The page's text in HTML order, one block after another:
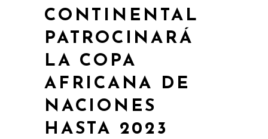
CONTINENTAL
PATROCINARÁ
LA COPA
AFRICANA DE
NACIONES
HASTA 2023